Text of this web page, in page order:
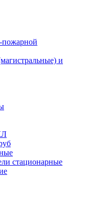
пожарной
и
стационарные